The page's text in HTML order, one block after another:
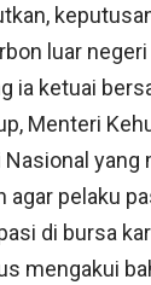
luar
ia ketuai
Menteri
Nasional
agar pelaku
di bursa
mengakui